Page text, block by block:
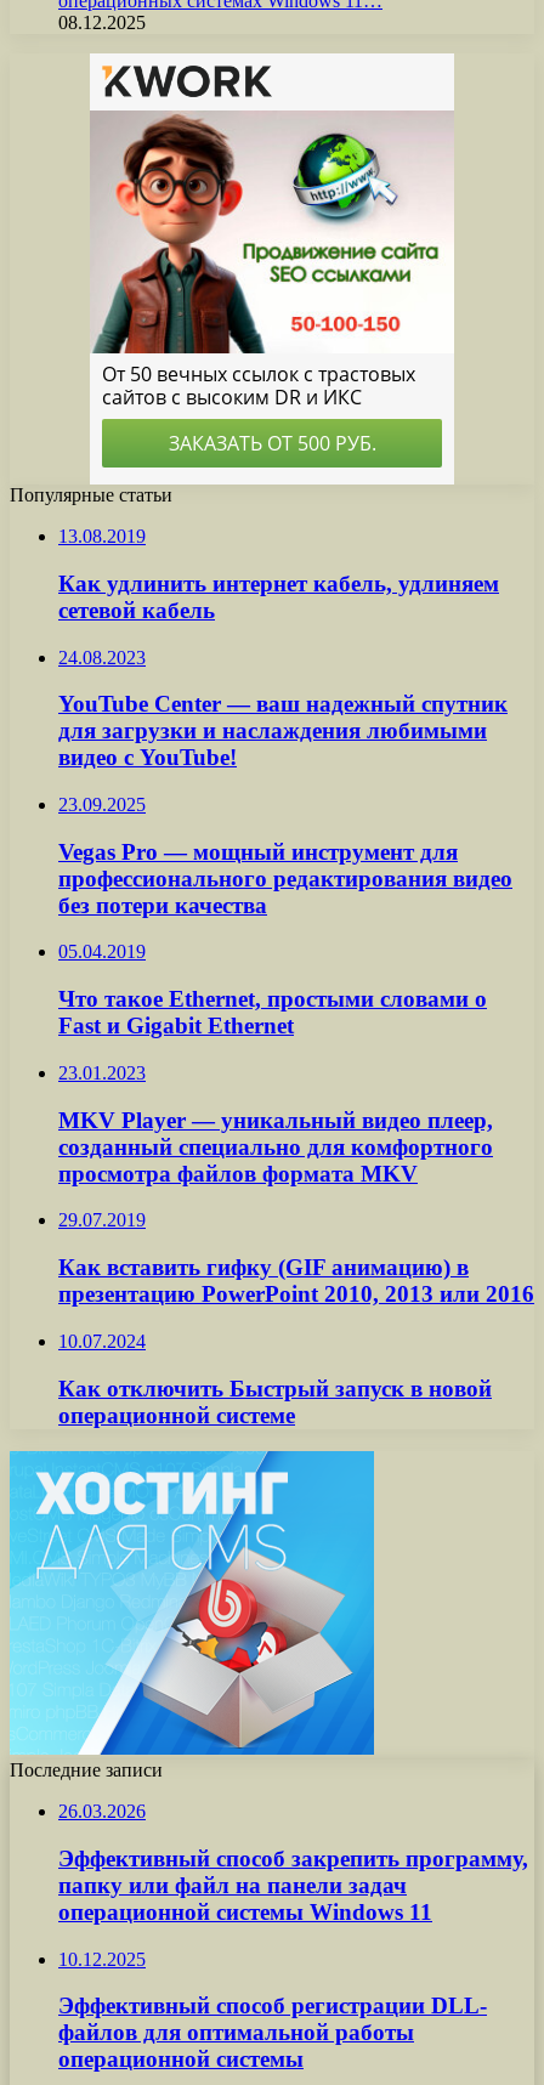
08.12.2025
Популярные статьи
13.08.2019
Как удлинить интернет кабель, удлиняем
сетевой кабель
24.08.2023
YouTube Center — ваш надежный спутник
для загрузки и наслаждения любимыми
видео с YouTube!
23.09.2025
Vegas Pro — мощный инструмент для
профессионального редактирования видео
без потери качества
05.04.2019
Что такое Ethernet, простыми словами о
Fast и Gigabit Ethernet
23.01.2023
MKV Player — уникальный видео плеер,
созданный специально для комфортного
просмотра файлов формата MKV
29.07.2019
Как вставить гифку (GIF анимацию) в
презентацию PowerPoint 2010, 2013 или 2016
10.07.2024
Как отключить Быстрый запуск в новой
операционной системе
Последние записи
26.03.2026
Эффективный способ закрепить программу,
папку или файл на панели задач
операционной системы Windows 11
10.12.2025
Эффективный способ регистрации DLL-
файлов для оптимальной работы
операционной системы